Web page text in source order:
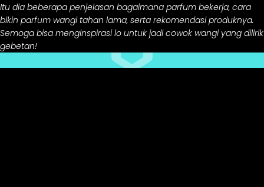
Itu dia beberapa penjelasan bagaimana parfum bekerja, cara
bikin parfum wangi tahan lama, serta rekomendasi produknya.
Semoga bisa menginspirasi lo untuk jadi cowok wangi yang dilirik
gebetan!